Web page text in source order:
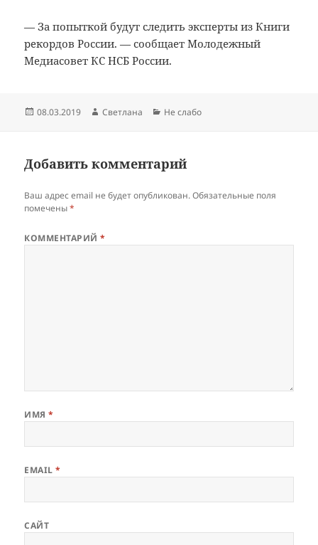
— За попыткой будут следить эксперты из Книги
рекордов России. — сообщает Молодежный
Медиасовет КС НСБ России.
Опубликовано
08.03.2019 Автор
Светлана Рубрики
Не слабо
Добавить комментарий
Ваш адрес email не будет опубликован. Обязательные поля
помечены*
КОММЕНТАРИЙ*
ИМЯ*
EMAIL*
САЙТ